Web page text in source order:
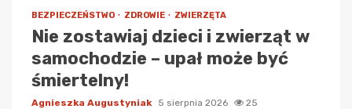
BEZPIECZEŃSTWO ZDROWIE ZWIERZĘTA
Nie zostawiaj dzieci i zwierząt w
samochodzie – upał może być
śmiertelny!
Agnieszka Augustyniak 5 sierpnia 2026 25